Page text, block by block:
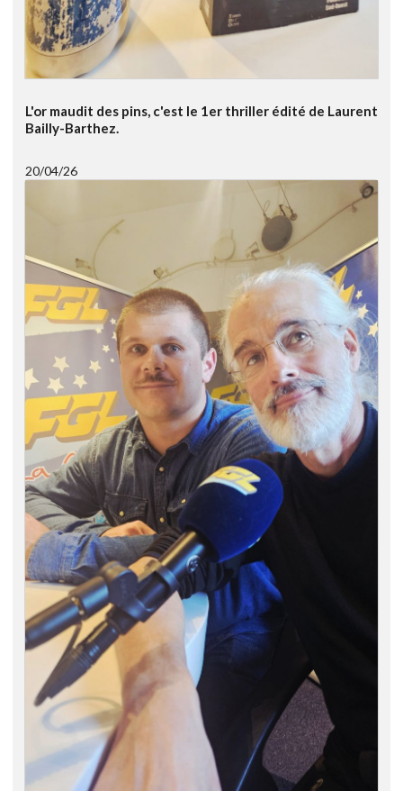
L'or maudit des pins, c'est le 1er thriller édité de Laurent
Bailly-Barthez.
20/04/26